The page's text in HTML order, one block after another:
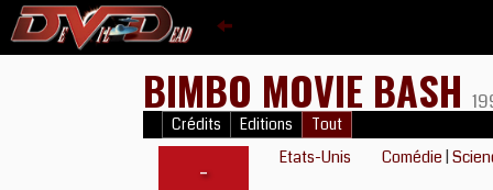
BIMBO MOVIE BASH
Crédits Editions Tout
-
Etats-Unis Comédie |